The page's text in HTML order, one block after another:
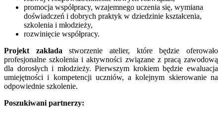
promocja współpracy, wzajemnego uczenia się, wymiana
doświadczeń i dobrych praktyk w dziedzinie kształcenia,
szkolenia i młodzieży,
rozwinięcie współpracy.
Projekt zakłada stworzenie atelier, które będzie oferowało
profesjonalne szkolenia i aktywności związane z pracą zawodową
dla dorosłych i młodzieży. Pierwszym krokiem będzie ewaluacja
umiejętności i kompetencji uczniów, a kolejnym skierowanie na
odpowiednie szkolenie.
Poszukiwani partnerzy: